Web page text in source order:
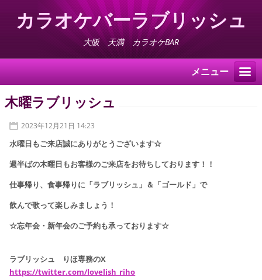
カラオケバーラブリッシュ
大阪 天満 カラオケBAR
メニュー
木曜ラブリッシュ
2023年12月21日 14:23
水曜日もご来店誠にありがとうございます☆
週半ばの木曜日もお客様のご来店をお待ちしております！！
仕事帰り、食事帰りに 「ラブリッシュ」＆「ゴールド」で
飲んで歌って楽しみましょう！
☆忘年会・新年会のご予約も承っております☆
ラブリッシュ りほ専務のX
https://twitter.com/lovelish_riho